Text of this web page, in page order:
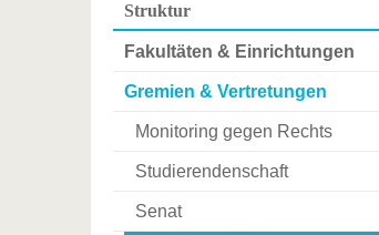
Struktur
Fakultäten & Einrichtungen
Gremien & Vertretungen
Monitoring gegen Rechts
Studierendenschaft
Senat